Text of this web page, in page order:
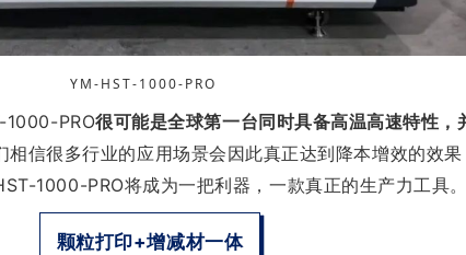
YM-HST-1000-PRO
1000-PRO很可能是全球第一台同时具备高温高速特性，
相信很多行业的应用场景会因此真正达到降本增效的效果
1000-PRO将成为一把利器，一款真正的生产力工具
颗粒打印+增减材一体